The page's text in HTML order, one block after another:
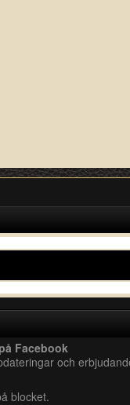
Facebook
och
blocket.